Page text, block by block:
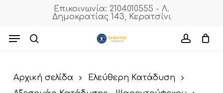
content
Επικοινωνία: 2104010555 - Λ.
Δημοκρατίας 143, Κερατσίνι
Menu
Cart
Αρχική σελίδα
Ελεύθερη Κατάδυση